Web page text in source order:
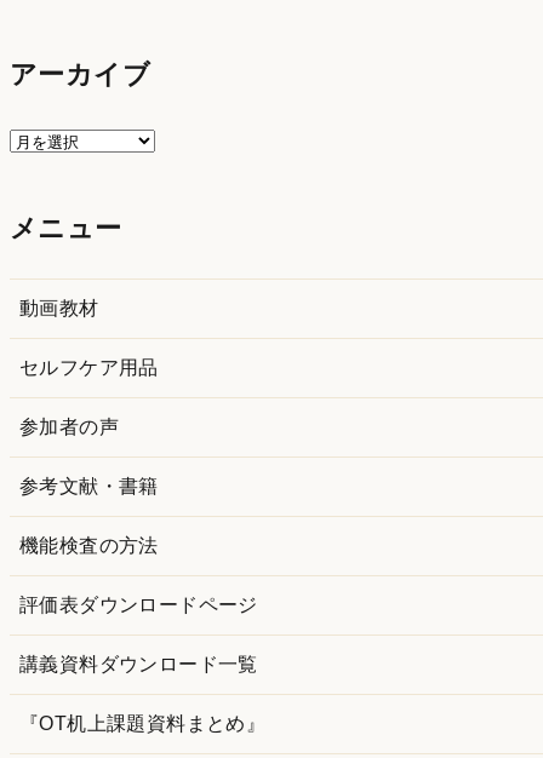
アーカイブ
ア
イ
メニュー
動画教材
セルフケア用品
参加者の声
参考文献・書籍
機能検査の方法
評価表ダウンロードページ
講義資料ダウンロード一覧
『OT机上課題資料まとめ』